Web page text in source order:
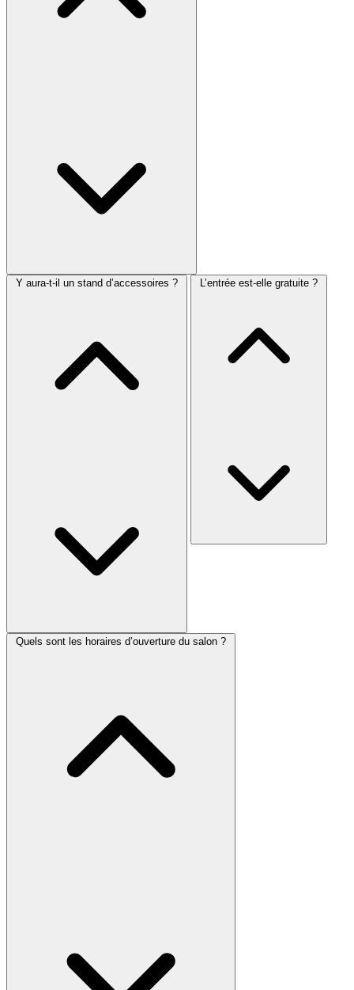
Y aura-t-il un stand d’accessoires ? L’entrée est-elle gratuite ?
Quels sont les horaires d’ouverture du salon ?